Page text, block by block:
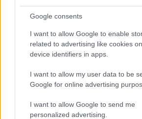
Google consents
I want to allow Google to enable
related to advertising like cookies
device identifiers in apps.
I want to allow my user data to be
Google for online advertising
I want to allow Google to send me
personalized advertising.
legdrágábbja volt az amerikai
gyorsmérleg